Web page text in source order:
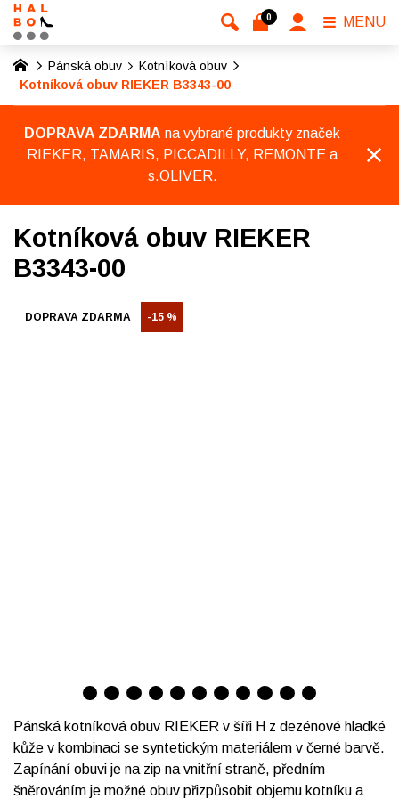
Pánská obuv
Kotníková obuv
Kotníková obuv RIEKER B3343-00
DOPRAVA ZDARMA na vybrané produkty značek
RIEKER, TAMARIS, PICCADILLY, REMONTE a
s.OLIVER.
Kotníková obuv RIEKER
B3343-00
DOPRAVA ZDARMA -15 %
Pánská kotníková obuv RIEKER v šíři H z dezénové hladké
kůže v kombinaci se syntetickým materiálem v černé barvě.
Zapínání obuvi je na zip na vnitřní straně, předním
šněrováním je možné obuv přizpůsobit objemu kotníku a
0 MENU